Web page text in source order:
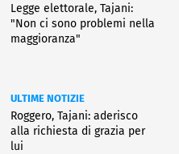
Legge elettorale, Tajani:
"Non ci sono problemi nella
maggioranza"
ULTIME NOTIZIE
Roggero, Tajani: aderisco
alla richiesta di grazia per
lui